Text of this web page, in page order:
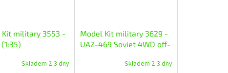
Kit military 3553 -
(1:35)
Skladem 2-3 dny
Model Kit military 3629 -
UAZ-469 Soviet 4WD off-
Skladem 2-3 dny